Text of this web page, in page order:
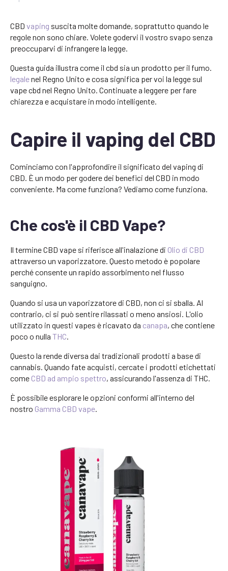
CBD vaping suscita molte domande, soprattutto quando le
regole non sono chiare. Volete godervi il vostro svapo senza
preoccuparvi di infrangere la legge.
Questa guida illustra come il cbd sia un prodotto per il fumo.
legalenel Regno Unito e cosa significa per voi la legge sul
vape cbd nel Regno Unito. Continuate a leggere per fare
chiarezza e acquistare in modo intelligente.
Capire il vaping del CBD
Cominciamo con l'approfondire il significato del vaping di
CBD. È un modo per godere dei benefici del CBD in modo
conveniente. Ma come funziona? Vediamo come funziona.
Che cos'è il CBD Vape?
Il termine CBD vape si riferisce all'inalazione di Olio di CBD
attraverso un vaporizzatore. Questo metodo è popolare
perché consente un rapido assorbimento nel flusso
sanguigno.
Quando si usa un vaporizzatore di CBD, non ci si sballa. Al
contrario, ci si può sentire rilassati o meno ansiosi. L'olio
utilizzato in questi vapes è ricavato da canapa, che contiene
poco o nulla THC.
Questo la rende diversa dai tradizionali prodotti a base di
cannabis. Quando fate acquisti, cercate i prodotti etichettati
come CBD ad ampio spettro, assicurando l'assenza di THC.
È possibile esplorare le opzioni conformi all'interno del
nostro Gamma CBD vape.